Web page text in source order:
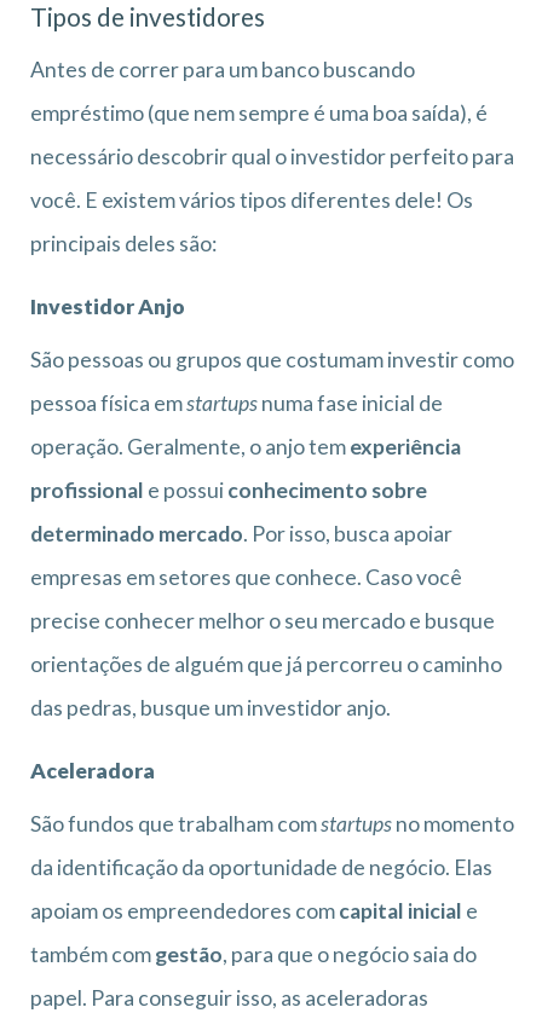
Tipos de investidores
Antes de correr para um banco buscando
empréstimo (que nem sempre é uma boa saída), é
necessário descobrir qual o investidor perfeito para
você. E existem vários tipos diferentes dele! Os
principais deles são:
Investidor Anjo
São pessoas ou grupos que costumam investir como
pessoa física emstartupsnuma fase inicial de
operação. Geralmente, o anjo temexperiência
profissional e possuiconhecimento sobre
determinado mercado. Por isso, busca apoiar
empresas em setores que conhece. Caso você
precise conhecer melhor o seu mercado e busque
orientações de alguém que já percorreu o caminho
das pedras, busque um investidor anjo.
Aceleradora
São fundos que trabalham comstartupsno momento
da identificação da oportunidade de negócio. Elas
apoiam os empreendedores comcapital inicial e
também comgestão, para que o negócio saia do
papel. Para conseguir isso, as aceleradoras